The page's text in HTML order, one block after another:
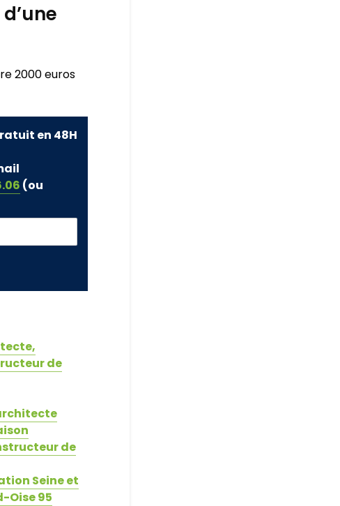
2000 euros
en 48H
(ou
de
de
Seine et
Oise 95